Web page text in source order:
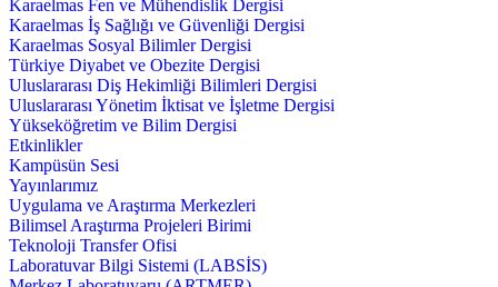
Karaelmas Fen ve Mühendislik Dergisi
Karaelmas İş Sağlığı ve Güvenliği Dergisi
Karaelmas Sosyal Bilimler Dergisi
Türkiye Diyabet ve Obezite Dergisi
Uluslararası Diş Hekimliği Bilimleri Dergisi
Uluslararası Yönetim İktisat ve İşletme Dergisi
Yükseköğretim ve Bilim Dergisi
Etkinlikler
Kampüsün Sesi
Yayınlarımız
Uygulama ve Araştırma Merkezleri
Bilimsel Araştırma Projeleri Birimi
Teknoloji Transfer Ofisi
Laboratuvar Bilgi Sistemi (LABSİS)